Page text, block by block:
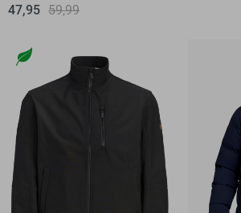
47,95 59,99